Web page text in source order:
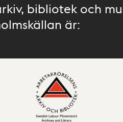
bibliotek och
är: